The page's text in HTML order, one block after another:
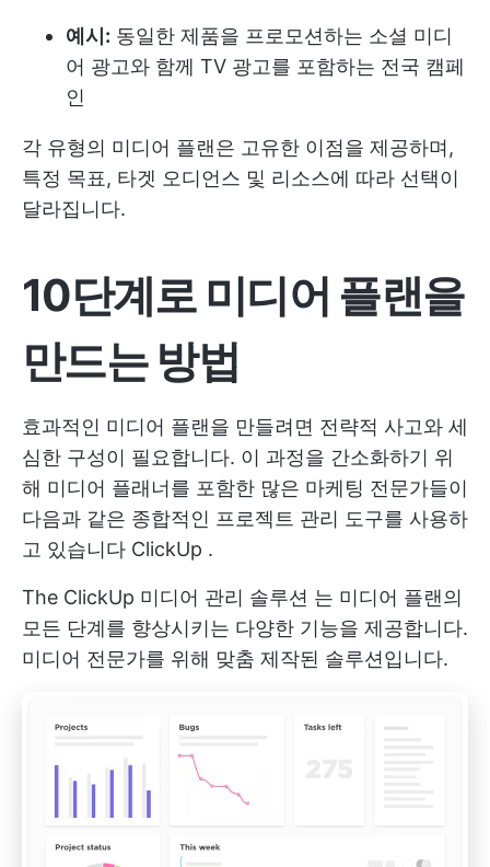
예시: 동일한 제품을 프로모션하는 소셜 미디
어 광고와 함께 TV 광고를 포함하는 전국 캠페
인
각 유형의 미디어 플랜은 고유한 이점을 제공하며,
특정 목표, 타겟 오디언스 및 리소스에 따라 선택이
달라집니다.
10단계로 미디어 플랜을
만드는 방법
효과적인 미디어 플랜을 만들려면 전략적 사고와 세
심한 구성이 필요합니다. 이 과정을 간소화하기 위
해 미디어 플래너를 포함한 많은 마케팅 전문가들이
다음과 같은 종합적인 프로젝트 관리 도구를 사용하
고 있습니다 ClickUp .
The ClickUp 미디어 관리 솔루션 는 미디어 플랜의
모든 단계를 향상시키는 다양한 기능을 제공합니다.
미디어 전문가를 위해 맞춤 제작된 솔루션입니다.